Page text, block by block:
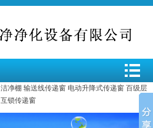
洁净棚 输送线传递窗 电动升降式传递窗 百级层
互锁传递窗